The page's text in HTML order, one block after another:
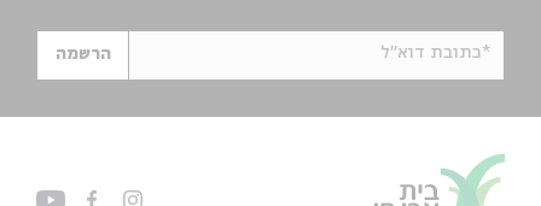
*כתובת דוא"ל הרשמה